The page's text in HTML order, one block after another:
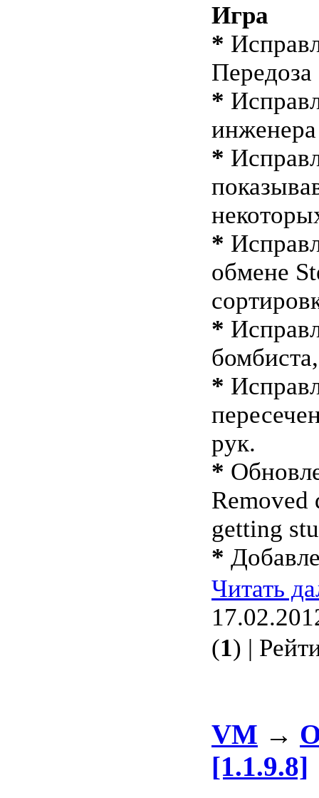
Игра
*
Передоза
*
*
*
обмене
*
*
рук.
*
getting
*
Читать
(1) |
VM →
[1.1.9.8]